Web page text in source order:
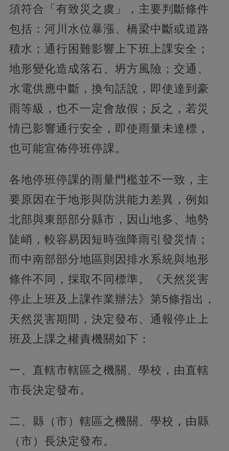
須符合「有致災之虞」，主要判斷條件
包括：河川水位暴漲、橋梁中斷或道路
積水；通行困難影響上下班上課安全；
地形變化造成落石、坍方風險；交通、
水電供應中斷，換句話說，即使達到豪
雨等級，也不一定會放假；反之，若災
情已影響通行安全，即使雨量未達標，
也可能宣佈停班停課。
各地停班停課的雨量門檻並不一致，主
要原因在于地形與防洪能力差異，例如
北部與東部部分縣市，因山地多、地勢
陡峭，較容易因短時強降雨引發災情；
而中南部部分地區則因排水系統與地形
條件不同，採取不同標準。《天然災害
停止上班及上課作業辦法》第5條指出，
天然災害期間，決定發布、通報停止上
班及上課之權責機關如下：
一、直轄市轄區之機關、學校，由直轄
市長決定發布。
二、縣（市）轄區之機關、學校，由縣
（市）長決定發布。